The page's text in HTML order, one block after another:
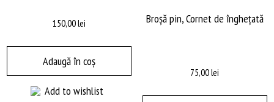
150,00lei
Adaugă în coș
Add to wishlist
Broșă pin, Cornet de îngheţată
75,00lei